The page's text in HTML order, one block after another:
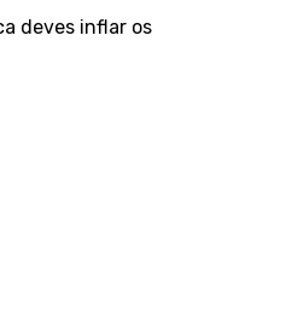
deves inflar os